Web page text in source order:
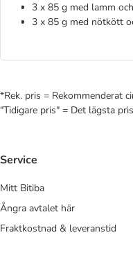
3 x 85 g med lamm
3 x 85 g med nötkött
*Rek. pris = Rekommenderat
"Tidigare pris" = Det lägsta
Service
Mitt Bitiba
Ångra avtalet här
Fraktkostnad & leveranstid